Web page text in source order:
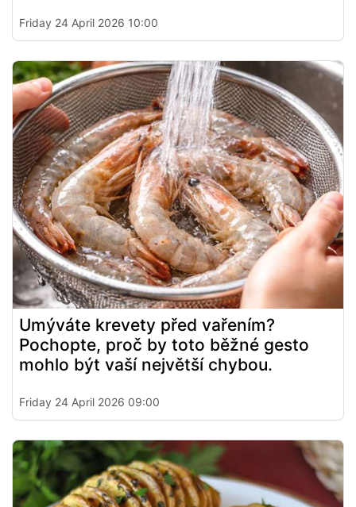
Friday 24 April 2026 10:00
Umýváte krevety před vařením?
Pochopte, proč by toto běžné gesto
mohlo být vaší největší chybou.
Friday 24 April 2026 09:00